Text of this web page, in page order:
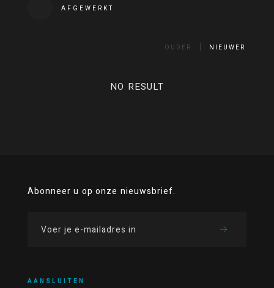
AFGEWERKT
OUDER NIEUWER
NO RESULT
Abonneer u op onze nieuwsbrief.
AANSLUITEN